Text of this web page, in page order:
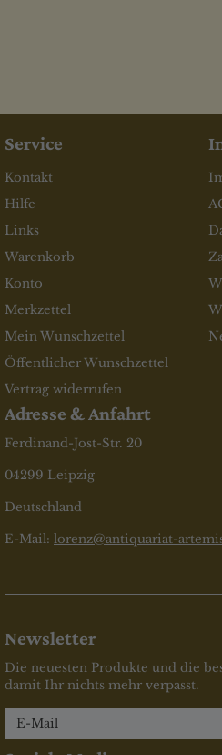
Service
Kontakt
Hilfe
Links
Warenkorb
Konto
Merkzettel
Mein Wunschzettel
Öffentlicher Wunschzettel
Vertrag widerrufen
Adresse & Anfahrt
Ferdinand-Jost-Str. 20
04299 Leipzig
Deutschland
E-Mail: lorenz@antiquariat-
Newsletter
Die neuesten Produkte und die
damit Ihr nichts mehr verpasst.
Newsletter